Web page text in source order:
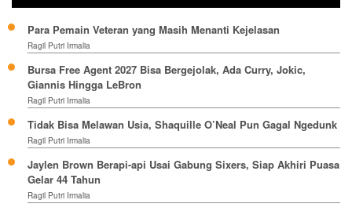
Para Pemain Veteran yang Masih Menanti Kejelasan
Ragil Putri Irmalia
Bursa Free Agent 2027 Bisa Bergejolak, Ada Curry, Jokic,
Giannis Hingga LeBron
Ragil Putri Irmalia
Tidak Bisa Melawan Usia, Shaquille O’Neal Pun Gagal Ngedunk
Ragil Putri Irmalia
Jaylen Brown Berapi-api Usai Gabung Sixers, Siap Akhiri Puasa
Gelar 44 Tahun
Ragil Putri Irmalia